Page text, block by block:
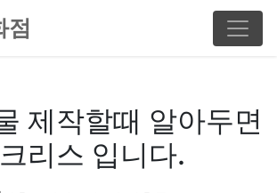
점
제작할때 알아두면
리스 입니다.